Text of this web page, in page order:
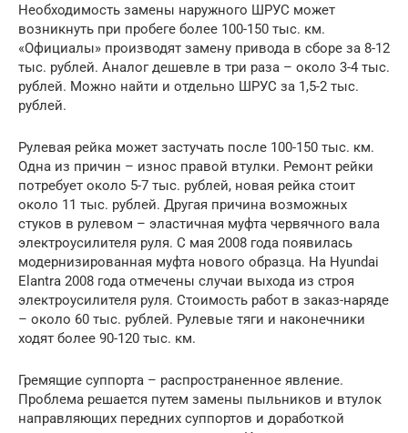
Необходимость замены наружного ШРУС может
возникнуть при пробеге более 100-150 тыс. км.
«Официалы» производят замену привода в сборе за 8-12
тыс. рублей. Аналог дешевле в три раза – около 3-4 тыс.
рублей. Можно найти и отдельно ШРУС за 1,5-2 тыс.
рублей.
Рулевая рейка может застучать после 100-150 тыс. км.
Одна из причин – износ правой втулки. Ремонт рейки
потребует около 5-7 тыс. рублей, новая рейка стоит
около 11 тыс. рублей. Другая причина возможных
стуков в рулевом – эластичная муфта червячного вала
электроусилителя руля. С мая 2008 года появилась
модернизированная муфта нового образца. На Hyundai
Elantra 2008 года отмечены случаи выхода из строя
электроусилителя руля. Стоимость работ в заказ-наряде
– около 60 тыс. рублей. Рулевые тяги и наконечники
ходят более 90-120 тыс. км.
Гремящие суппорта – распространенное явление.
Проблема решается путем замены пыльников и втулок
направляющих передних суппортов и доработкой